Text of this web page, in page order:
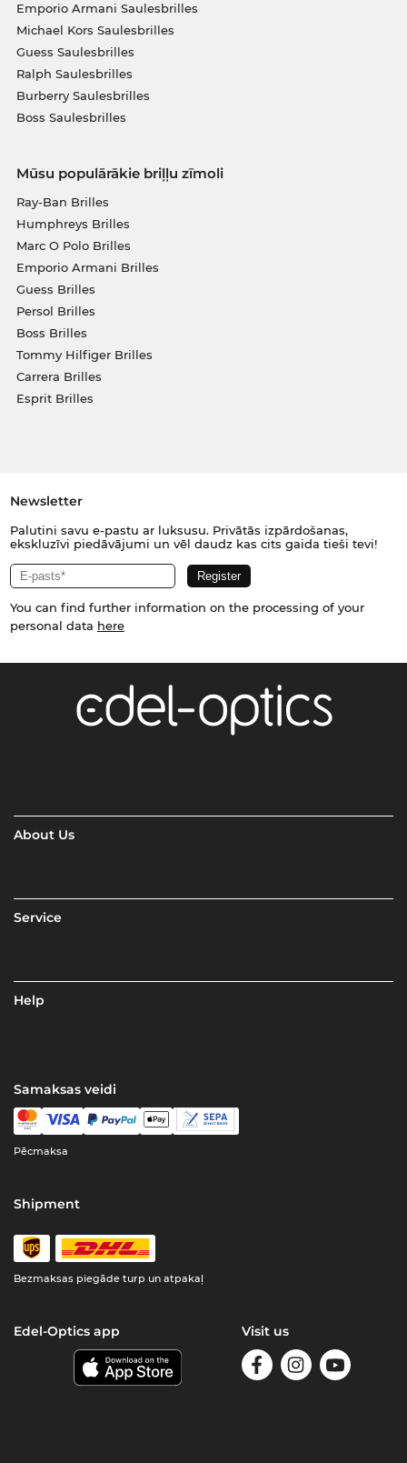
Emporio Armani Saulesbrilles
Michael Kors Saulesbrilles
Guess Saulesbrilles
Ralph Saulesbrilles
Burberry Saulesbrilles
Boss Saulesbrilles
Mūsu populārākie briļļu zīmoli
Ray-Ban Brilles
Humphreys Brilles
Marc O Polo Brilles
Emporio Armani Brilles
Guess Brilles
Persol Brilles
Boss Brilles
Tommy Hilfiger Brilles
Carrera Brilles
Esprit Brilles
Newsletter
Palutini savu e-pastu ar luksusu. Privātās izpārdošanas,
ekskluzīvi piedāvājumi un vēl daudz kas cits gaida tieši tevi!
You can find further information on the processing of your
personal data here
About Us
Service
Help
Samaksas veidi
Pēcmaksa
Shipment
Bezmaksas piegāde turp un atpakaļ
Edel-Optics app Visit us